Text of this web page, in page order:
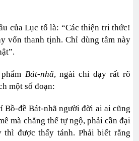
của Lục tổ là: “Các thiện tri thức!
vốn thanh tịnh. Chỉ dùng tâm này
Bát-nhã, ngài chỉ dạy rất rõ
một số đoạn:
Bồ-đề Bát-nhã người đời ai ai cũng
mà chẳng thể tự ngộ, phải cần đại
được thấy tánh. Phải biết rằng